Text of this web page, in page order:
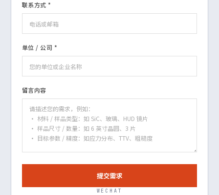
联系方式 *
单位 / 公司 *
留言内容
提交需求
WECHAT